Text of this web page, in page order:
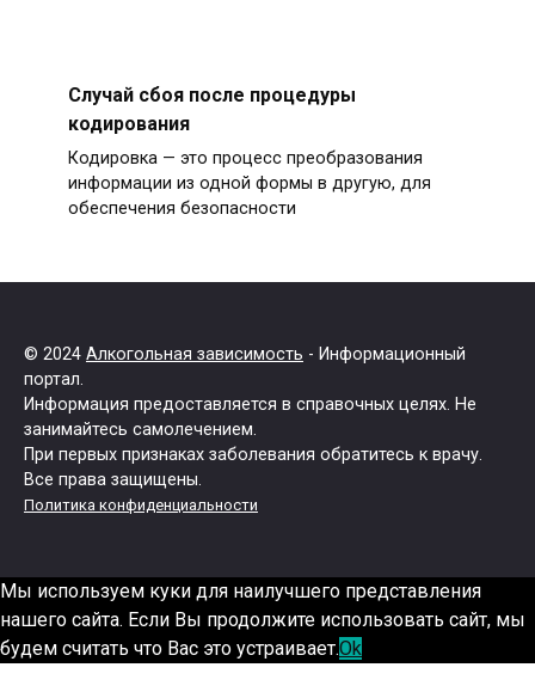
Случай сбоя после процедуры
кодирования
Кодировка — это процесс преобразования
информации из одной формы в другую, для
обеспечения безопасности
© 2024 Алкогольная зависимость - Информационный
портал.
Информация предоставляется в справочных целях. Не
занимайтесь самолечением.
При первых признаках заболевания обратитесь к врачу.
Все права защищены.
Политика конфиденциальности
Мы используем куки для наилучшего представления
нашего сайта. Если Вы продолжите использовать сайт, мы
будем считать что Вас это устраивает.Ok